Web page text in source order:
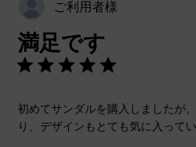
ご利用者様
満足です
初めてサンダルを購入しましたが
り、デザインもとても気に入ってい